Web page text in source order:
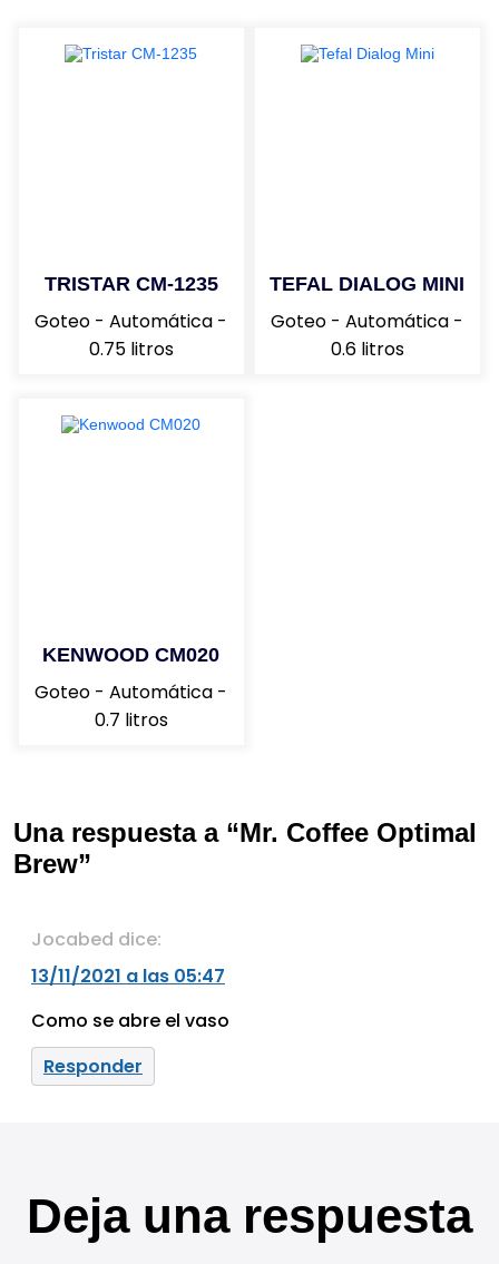
TRISTAR CM-1235
Goteo - Automática -
0.75 litros
TEFAL DIALOG MINI
Goteo - Automática -
0.6 litros
KENWOOD CM020
Goteo - Automática -
0.7 litros
Una respuesta a “Mr. Coffee Optimal
Brew”
Jocabed dice:
13/11/2021 a las 05:47
Como se abre el vaso
Responder
Deja una respuesta